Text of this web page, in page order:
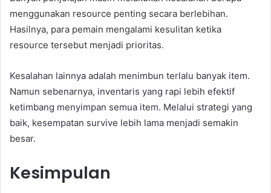
menggunakan resource penting secara berlebihan.
Hasilnya, para pemain mengalami kesulitan ketika
resource tersebut menjadi prioritas.
Kesalahan lainnya adalah menimbun terlalu banyak item.
Namun sebenarnya, inventaris yang rapi lebih efektif
ketimbang menyimpan semua item. Melalui strategi yang
baik, kesempatan survive lebih lama menjadi semakin
besar.
Kesimpulan